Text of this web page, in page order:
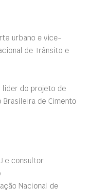
urbano e vice-
de Trânsito e
lider do projeto de
Brasileira de Cimento
e consultor
Nacional de